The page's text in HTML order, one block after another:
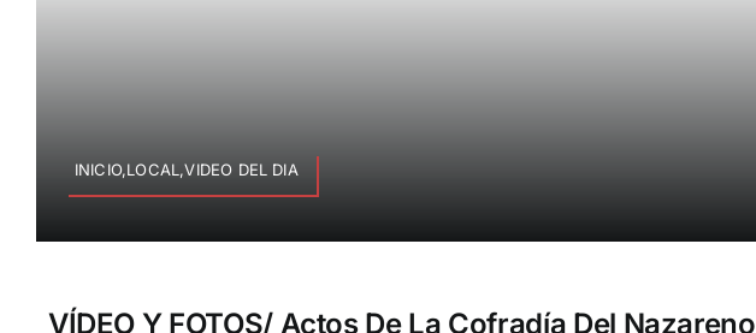
INICIO,LOCAL,VIDEO DEL DIA
VÍDEO Y FOTOS/ Actos De La Cofradía Del Nazareno